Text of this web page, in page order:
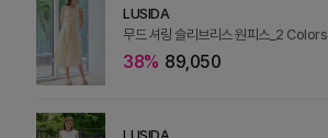
LUSIDA
무드 셔링 슬리브리스 원피스_2 Colors
38% 89,050